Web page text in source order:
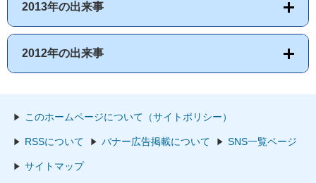
2013年の出来事
2012年の出来事
このホームページについて（サイトポリシー）
RSSについて バナー広告掲載について SNS一覧ページ
サイトマップ